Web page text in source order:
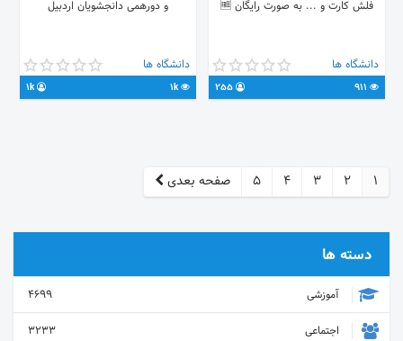
فلش کارت و ... به صورت رایگان 🆓️
دانشگاه ها
و دورهمی دانجشویان اردبیل
دانشگاه ها
1k
1k
1
2
3
4
5 صفحه بعدی
دسته ها
آموزشی
4699
اجتماعی
3233